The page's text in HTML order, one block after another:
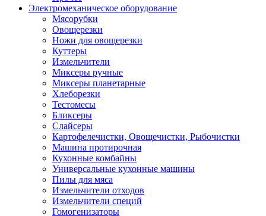
Электромеханическое оборудование
Мясорубки
Овощерезки
Ножи для овощерезки
Куттеры
Измельчители
Миксеры ручные
Миксеры планетарные
Хлеборезки
Тестомесы
Бликсеры
Слайсеры
Картофелечистки, Овощечистки, Рыбочистки
Машина протирочная
Кухонные комбайны
Универсальные кухонные машины
Пилы для мяса
Измельчители отходов
Измельчители специй
Гомогенизаторы